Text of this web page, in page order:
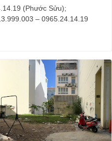
(Phước Sửu);
– 0965.24.14.19